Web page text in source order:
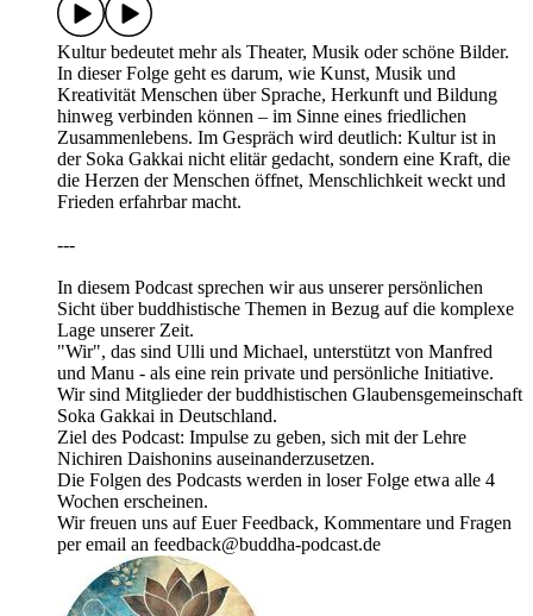
Kultur bedeutet mehr als Theater, Musik oder schöne Bilder.
In dieser Folge geht es darum, wie Kunst, Musik und
Kreativität Menschen über Sprache, Herkunft und Bildung
hinweg verbinden können – im Sinne eines friedlichen
Zusammenlebens. Im Gespräch wird deutlich: Kultur ist in
der Soka Gakkai nicht elitär gedacht, sondern eine Kraft, die
die Herzen der Menschen öffnet, Menschlichkeit weckt und
Frieden erfahrbar macht.
---
In diesem Podcast sprechen wir aus unserer persönlichen
Sicht über buddhistische Themen in Bezug auf die komplexe
Lage unserer Zeit.
"Wir", das sind Ulli und Michael, unterstützt von Manfred
und Manu - als eine rein private und persönliche Initiative.
Wir sind Mitglieder der buddhistischen Glaubensgemeinschaft
Soka Gakkai in Deutschland.
Ziel des Podcast: Impulse zu geben, sich mit der Lehre
Nichiren Daishonins auseinanderzusetzen.
Die Folgen des Podcasts werden in loser Folge etwa alle 4
Wochen erscheinen.
Wir freuen uns auf Euer Feedback, Kommentare und Fragen
per email an feedback@buddha-podcast.de